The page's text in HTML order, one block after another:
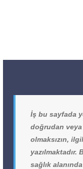
İş bu sayfada
doğrudan veya
olmaksızın,
yazılmaktadır.
sağlık